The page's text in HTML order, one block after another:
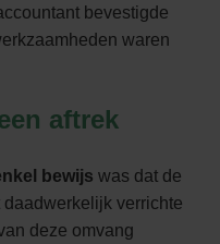
bevestigde
waren
aftrek
bewijs was dat de
verrichte
deze omvang